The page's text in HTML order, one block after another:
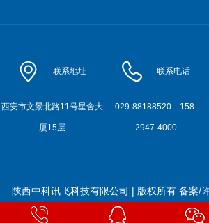
联系地址
西安市文景北路11号星舍大
厦15层
联系电话
029-88188520158-
2947-4000
陕西中科讯飞科技有限公司 | 版权所有 备案/
2022010900号-2